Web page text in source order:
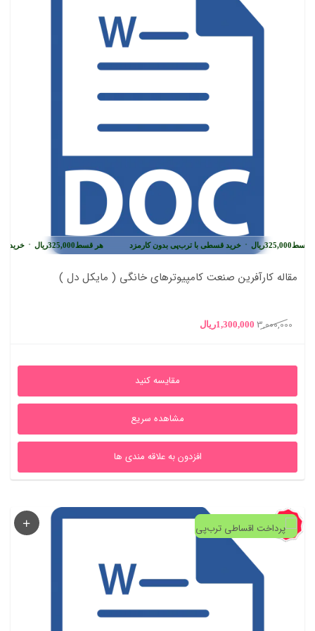
هر قسط325,000ریال • خرید 325,000ریال • خرید قسطی با ترب‌پی بدون کارمزد
مقاله کارآفرین صنعت کامپیوترهای خانگی ( مایکل دل )
3,000,000 قیمت
3,000,000ریال
1,300,000ریال
1,300,000ریال
مقایسه کنید
مشاهده سریع
افزدون به علاقه مندی ها
57%